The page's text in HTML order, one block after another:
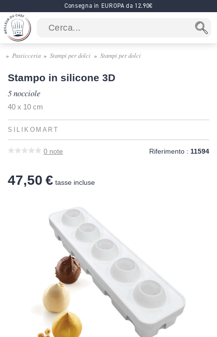
Consegna in EUROPA da 12.90€
Pasticceria Stampi per dolci Stampi per dolci
Stampo in silicone 3D
5 nocciole
40 x 10 cm
SILIKOMART
0 note Riferimento : 11594
47,50 € tasse incluse